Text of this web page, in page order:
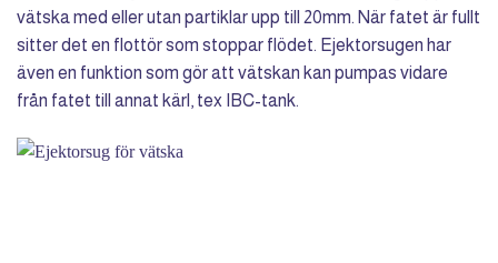
vätska med eller utan partiklar upp till 20mm. När fatet är fullt
sitter det en flottör som stoppar flödet. Ejektorsugen har
även en funktion som gör att vätskan kan pumpas vidare
från fatet till annat kärl, tex IBC-tank.